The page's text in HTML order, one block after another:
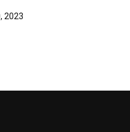
2023